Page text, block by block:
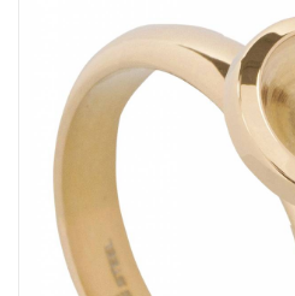
Tassen en meer
Haaraccesoires
Zonnebrillen
Fashion